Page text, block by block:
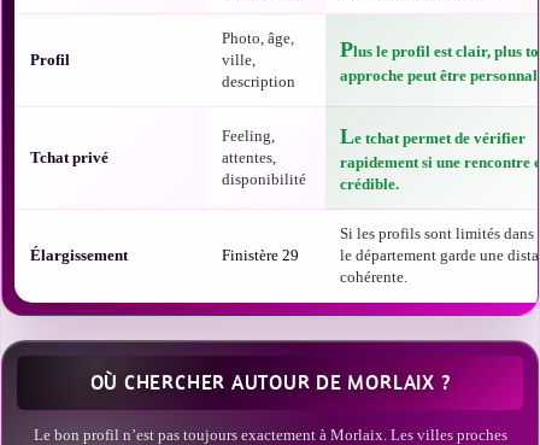
Profil
Photo, âge,
ville,
description
Plus le profil est clair, plus
approche peut être
Tchat privé
Feeling,
attentes,
disponibilité
Le tchat permet de vérifier
rapidement si une rencontre
crédible.
Élargissement Finistère 29
Si les profils sont limités dans
le département garde une
cohérente.
OÙ CHERCHER AUTOUR DE MORLAIX ?
Le bon profil n’est pas toujours exactement à Morlaix. Les villes proches